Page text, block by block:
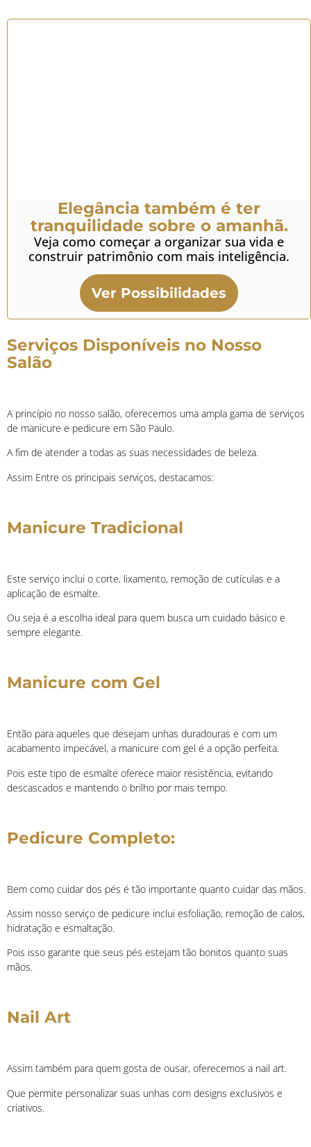
Elegância também é ter
tranquilidade sobre o amanhã.
Veja como começar a organizar sua vida e
construir patrimônio com mais inteligência.
Ver Possibilidades
Serviços Disponíveis no Nosso
Salão
A princípio no nosso salão, oferecemos uma ampla gama de serviços
de manicure e pedicure em São Paulo.
A fim de atender a todas as suas necessidades de beleza.
Assim Entre os principais serviços, destacamos:
Manicure Tradicional
Este serviço inclui o corte, lixamento, remoção de cutículas e a
aplicação de esmalte.
Ou seja é a escolha ideal para quem busca um cuidado básico e
sempre elegante.
Manicure com Gel
Então para aqueles que desejam unhas duradouras e com um
acabamento impecável, a manicure com gel é a opção perfeita.
Pois este tipo de esmalte oferece maior resistência, evitando
descascados e mantendo o brilho por mais tempo.
Pedicure Completo:
Bem como cuidar dos pés é tão importante quanto cuidar das mãos.
Assim nosso serviço de pedicure inclui esfoliação, remoção de calos,
hidratação e esmaltação.
Pois isso garante que seus pés estejam tão bonitos quanto suas
mãos.
Nail Art
Assim também para quem gosta de ousar, oferecemos a nail art.
Que permite personalizar suas unhas com designs exclusivos e
criativos.